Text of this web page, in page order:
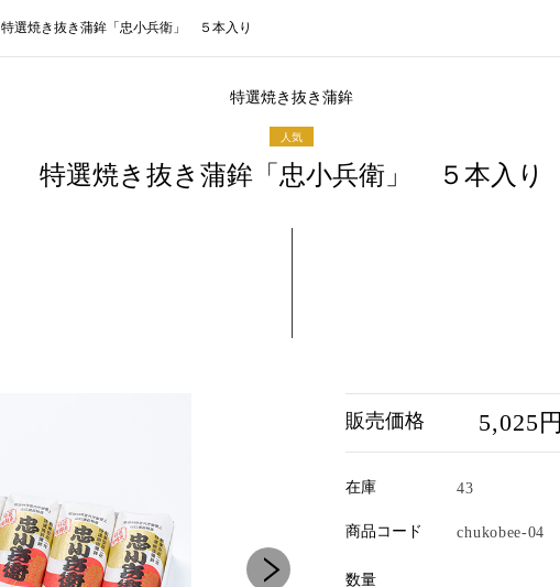
特選焼き抜き蒲鉾「忠小兵衛」 ５本入り
特選焼き抜き蒲鉾
特選焼き抜き蒲鉾「忠小兵衛」 ５本入り
販売価格 5,025円
在庫 43
商品コード chukobee-04
数量